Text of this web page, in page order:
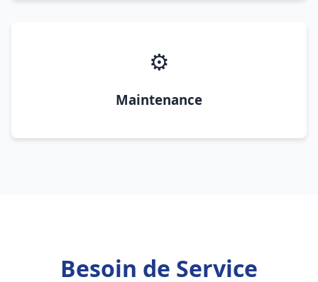
⚙️
Maintenance
Besoin de Service